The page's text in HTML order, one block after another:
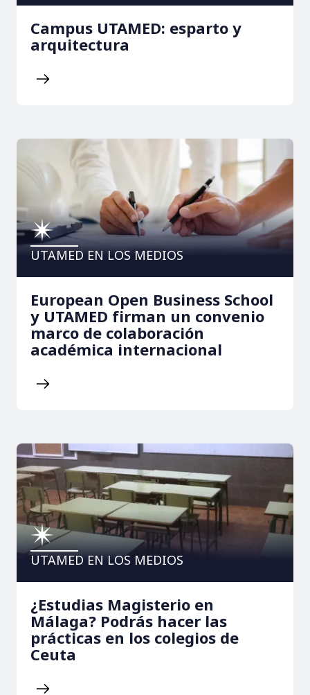
Campus UTAMED: esparto y
arquitectura
UTAMED EN LOS MEDIOS
European Open Business School
y UTAMED firman un convenio
marco de colaboración
académica internacional
UTAMED EN LOS MEDIOS
¿Estudias Magisterio en
Málaga? Podrás hacer las
prácticas en los colegios de
Ceuta